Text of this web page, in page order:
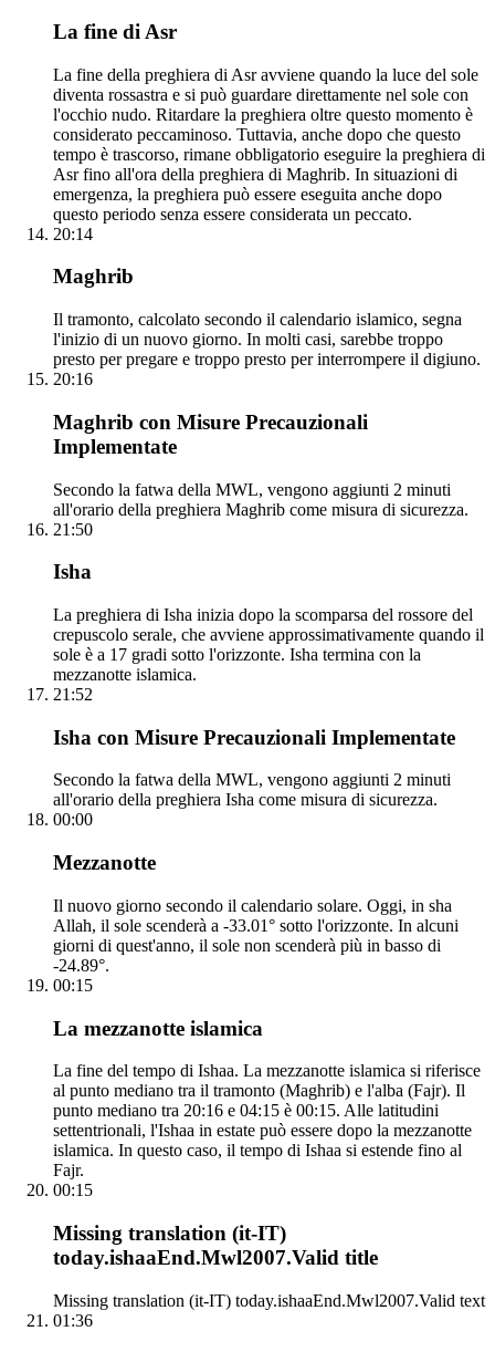
La fine di Asr
La fine della preghiera di Asr avviene quando la luce del sole
diventa rossastra e si può guardare direttamente nel sole con
l'occhio nudo. Ritardare la preghiera oltre questo momento è
considerato peccaminoso. Tuttavia, anche dopo che questo
tempo è trascorso, rimane obbligatorio eseguire la preghiera di
Asr fino all'ora della preghiera di Maghrib. In situazioni di
emergenza, la preghiera può essere eseguita anche dopo
questo periodo senza essere considerata un peccato.
20:14
Maghrib
Il tramonto, calcolato secondo il calendario islamico, segna
l'inizio di un nuovo giorno. In molti casi, sarebbe troppo
presto per pregare e troppo presto per interrompere il digiuno.
20:16
Maghrib con Misure Precauzionali
Implementate
Secondo la fatwa della MWL, vengono aggiunti 2 minuti
all'orario della preghiera Maghrib come misura di sicurezza.
21:50
Isha
La preghiera di Isha inizia dopo la scomparsa del rossore del
crepuscolo serale, che avviene approssimativamente quando il
sole è a 17 gradi sotto l'orizzonte. Isha termina con la
mezzanotte islamica.
21:52
Isha con Misure Precauzionali Implementate
Secondo la fatwa della MWL, vengono aggiunti 2 minuti
all'orario della preghiera Isha come misura di sicurezza.
00:00
Mezzanotte
Il nuovo giorno secondo il calendario solare. Oggi, in sha
Allah, il sole scenderà a -33.01° sotto l'orizzonte. In alcuni
giorni di quest'anno, il sole non scenderà più in basso di
-24.89°.
00:15
La mezzanotte islamica
La fine del tempo di Ishaa. La mezzanotte islamica si riferisce
al punto mediano tra il tramonto (Maghrib) e l'alba (Fajr). Il
punto mediano tra 20:16 e 04:15 è 00:15. Alle latitudini
settentrionali, l'Ishaa in estate può essere dopo la mezzanotte
islamica. In questo caso, il tempo di Ishaa si estende fino al
Fajr.
00:15
Missing translation (it-IT)
today.ishaaEnd.Mwl2007.Valid title
Missing translation (it-IT) today.ishaaEnd.Mwl2007.Valid text
01:36